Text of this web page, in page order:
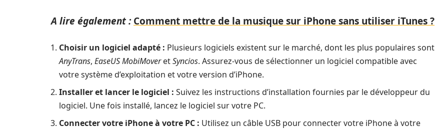
A lire également : Comment mettre de la musique sur iPhone sans utiliser iTunes ?
Choisir un logiciel adapté : Plusieurs logiciels existent sur le marché, dont les plus populaires sont
AnyTrans, EaseUS MobiMoveretSyncios. Assurez-vous de sélectionner un logiciel compatible avec
votre système d’exploitation et votre version d’iPhone.
Installer et lancer le logiciel : Suivez les instructions d’installation fournies par le développeur du
logiciel. Une fois installé, lancez le logiciel sur votre PC.
Connecter votre iPhone à votre PC : Utilisez un câble USB pour connecter votre iPhone à votre